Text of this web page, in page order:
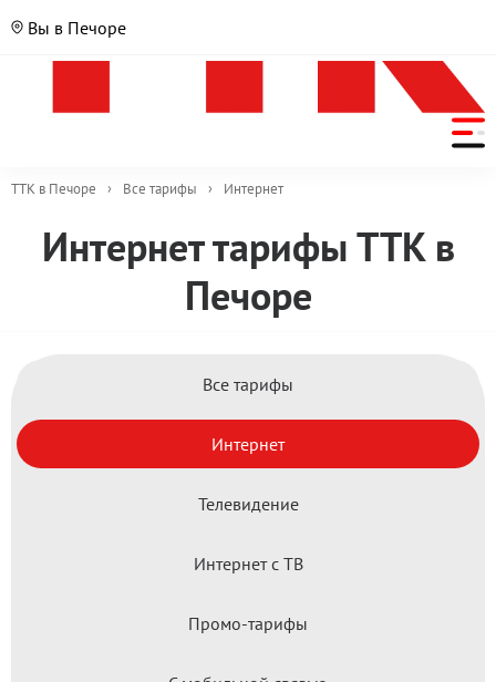
Вы в Печоре
ТТК в Печоре › Все тарифы › Интернет
Интернет тарифы ТТК в
Печоре
Все тарифы
Интернет
Телевидение
Интернет с ТВ
Промо-тарифы